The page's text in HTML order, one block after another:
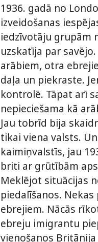
1936. gadā no
izveidošanas
iedzīvotāju grupām
uzskatīja par
arābiem, otra
daļa un piekraste.
kontrolē. Tāpat arī
nepieciešama kā
Jau tobrīd bija
tikai viena valsts.
kaimiņvalstīs, jau
briti ar grūtībām
Meklējot situācijas
piedalīšanos.
ebrejiem. Nācās
ebreju imigrantu
vienošanos